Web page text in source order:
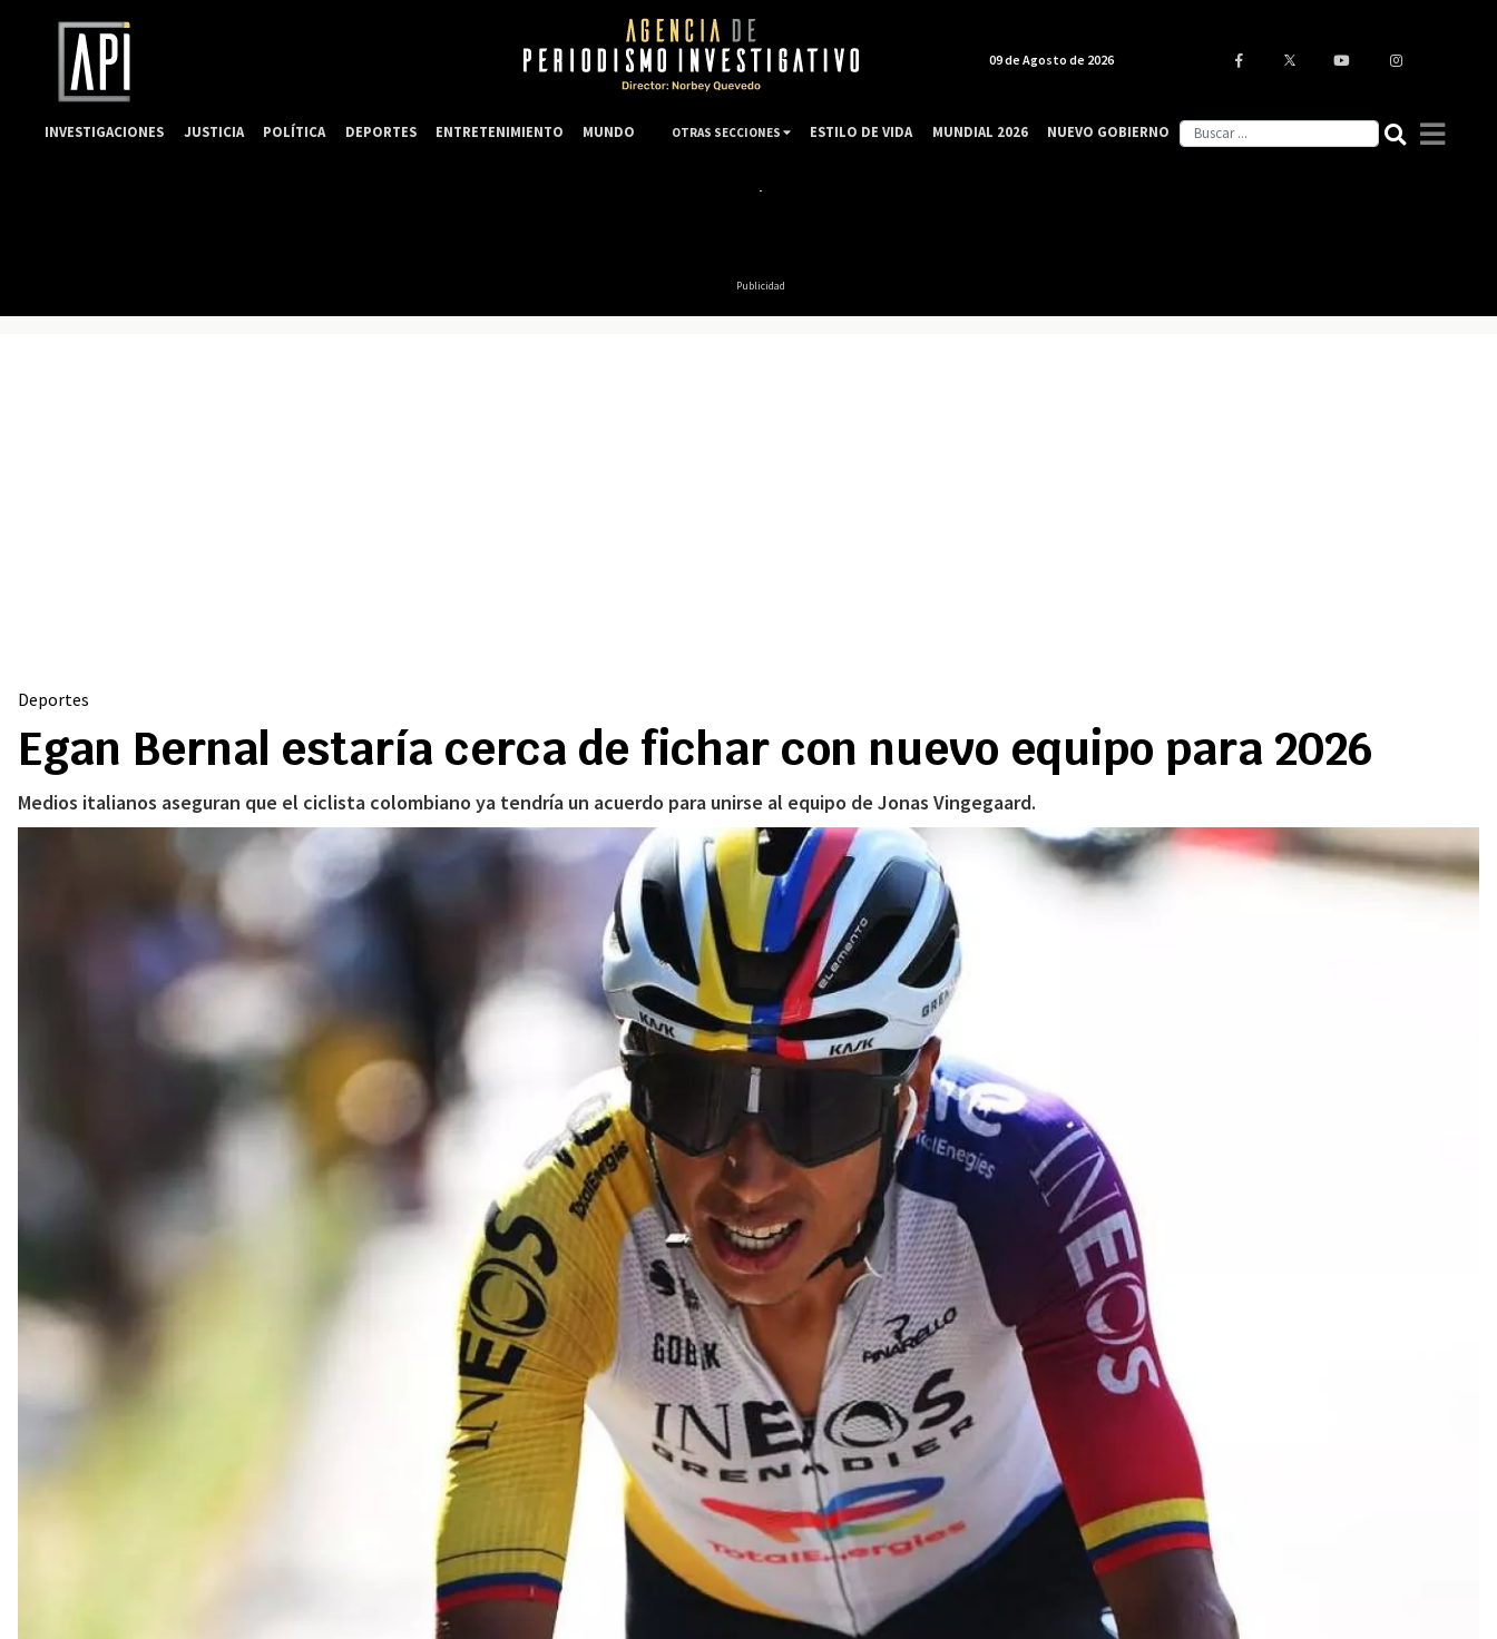
Publicidad
Deportes
Egan Bernal estaría cerca de fichar con nuevo equipo para 2026
Medios italianos aseguran que el ciclista colombiano ya tendría un acuerdo para unirse al equipo de Jonas Vingegaard.
09 de Agosto de 2026
INVESTIGACIONES JUSTICIA POLÍTICA DEPORTES ENTRETENIMIENTO MUNDO OTRAS SECCIONES ESTILO DE VIDA MUNDIAL 2026 NUEVO GOBIERNO